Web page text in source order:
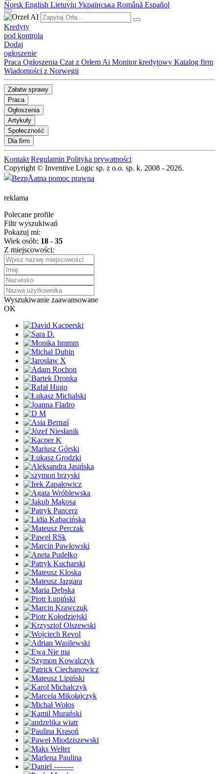
Norsk English Lietuvių Українська Română Español
Kredyty
pod kontrolą
Dodaj
ogłoszenie
Praca Ogłoszenia Czat z Orłem Ai Monitor kredytowy Katalog firm
Wiadomości z Norwegii
Załatw sprawy
Praca
Ogłoszenia
Artykuły
Społeczność
Dla firm
Kontakt Regulamin Polityka prywatności
Copyright © Inventive Logic sp. z o.o. sp. k. 2008 - 2026.
reklama
Polecane profile
Filtr wyszukiwań
Pokazuj mi:
Wiek osób: 18 - 35
Z miejscowości:
Wyszukiwanie zaawansowane
OK